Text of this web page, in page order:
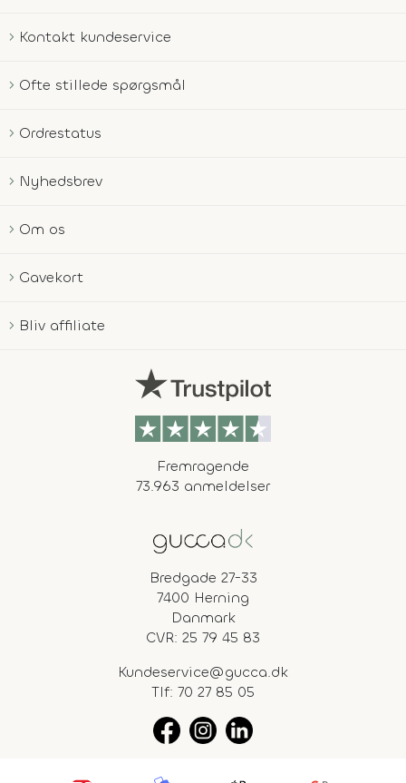
Kontakt kundeservice
Ofte stillede spørgsmål
Ordrestatus
Nyhedsbrev
Om os
Gavekort
Bliv affiliate
Fremragende
73.963 anmeldelser
Bredgade 27-33
7400 Herning
Danmark
CVR: 25 79 45 83
Kundeservice@gucca.dk
Tlf: 70 27 85 05